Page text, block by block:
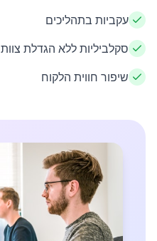
עקביות בתהליכים
סקלביליות ללא הגדלת צוות
שיפור חווית הלקוח